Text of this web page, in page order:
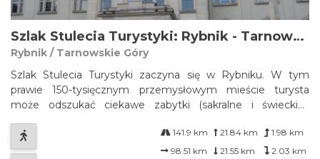
Szlak Stulecia Turystyki: Rybnik - Tarnowskie Góry
Rybnik / Tarnowskie Góry
Szlak Stulecia Turystyki zaczyna się w Rybniku. W tym
prawie 150-tysięcznym przemysłowym mieście turysta
może odszukać ciekawe zabytki (sakralne i świeckie),
ratusz, Filharmonia Rybnicka, bazylika św. Antoniego,
kościół MB Bolesnej, kośció...
141.9 km 21.84 km
1.98 km
98.51 km
21.55 km 2.03 km